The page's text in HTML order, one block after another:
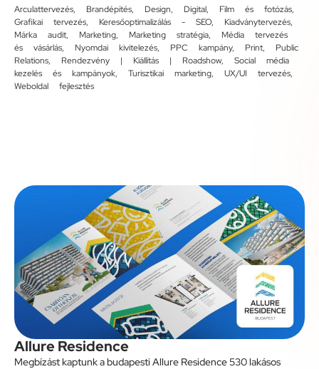
Arculattervezés, Brandépítés, Design, Digital, Film és fotózás,
Grafikai tervezés, Keresőoptimalizálás - SEO, Kiadványtervezés,
Márka audit, Marketing, Marketing stratégia, Média tervezés
és vásárlás, Nyomdai kivitelezés, PPC kampány, Print, Public
Relations, Rendezvény | Kiállítás | Roadshow, Social média
kezelés és kampányok, Turisztikai marketing, UX/UI tervezés,
Weboldal fejlesztés
Allure Residence
Megbízást kaptunk a budapesti Allure Residence 530 lakásos